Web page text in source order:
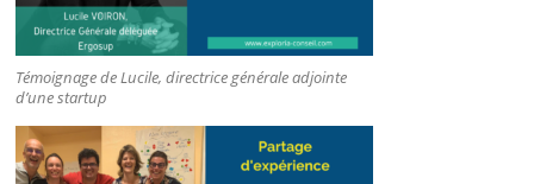
Témoignage de Lucile, directrice générale adjointe
d’une startup